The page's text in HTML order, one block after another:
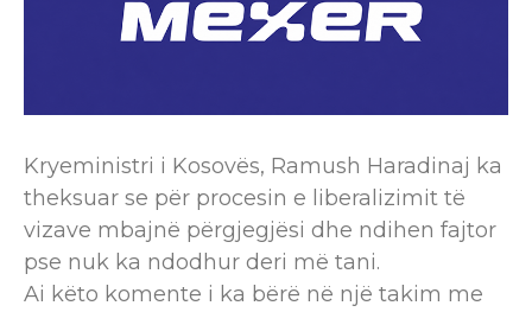
Kryeministri i Kosovës, Ramush Haradinaj ka
theksuar se për procesin e liberalizimit të
vizave mbajnë përgjegjësi dhe ndihen fajtor
pse nuk ka ndodhur deri më tani.
Ai këto komente i ka bërë në një takim me